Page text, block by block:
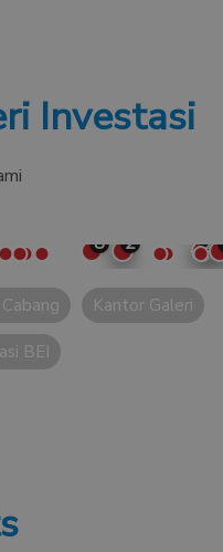
Investasi
8 2 2
Kantor Galeri
BEI